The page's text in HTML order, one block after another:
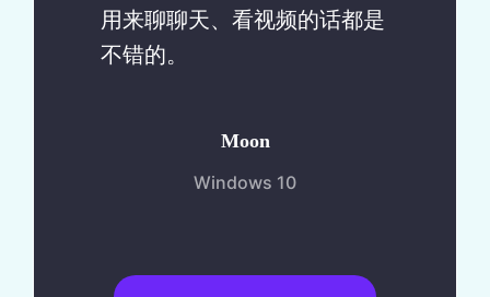
用来聊聊天、看视频的话都是
不错的。
Moon
Windows 10